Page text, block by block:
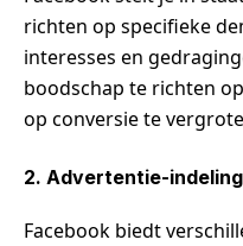
richten op specifieke
interesses en
boodschap te richten
op conversie te
2. Advertentie-
Facebook biedt